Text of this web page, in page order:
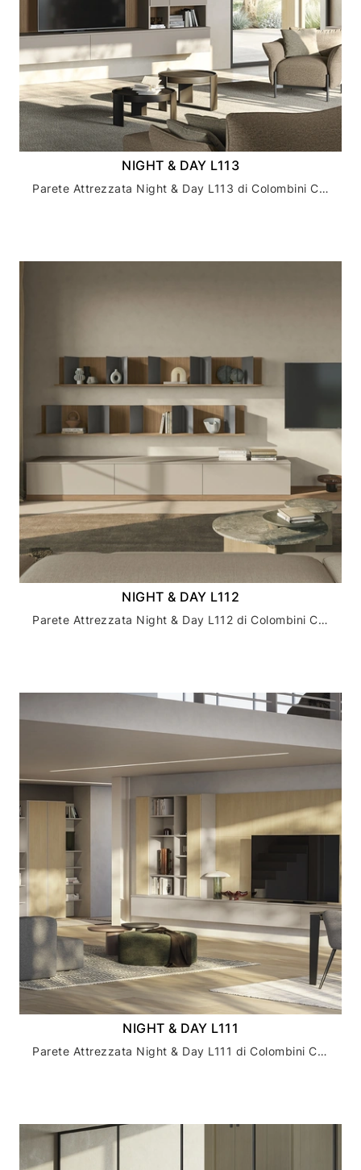
NIGHT & DAY L113
Parete Attrezzata Night & Day L113 di Colombini Casa
NIGHT & DAY L112
Parete Attrezzata Night & Day L112 di Colombini Casa
NIGHT & DAY L111
Parete Attrezzata Night & Day L111 di Colombini Casa